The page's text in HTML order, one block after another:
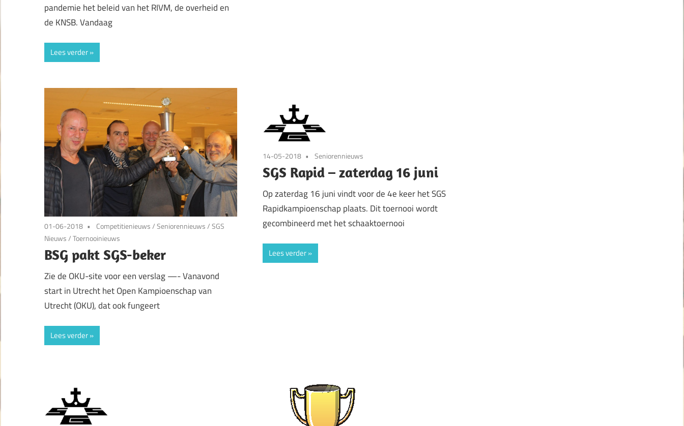
pandemie het beleid van het RIVM, de overheid en
de KNSB. Vandaag
Lees verder
01-06-2018 Competitienieuws/Seniorennieuws/SGS
Nieuws/Toernooinieuws
BSG pakt SGS-beker
Zie de OKU-site voor een verslag —- Vanavond
start in Utrecht het Open Kampioenschap van
Utrecht (OKU), dat ook fungeert
Lees verder
14-05-2018 Seniorennieuws
SGS Rapid – zaterdag 16 juni
Op zaterdag 16 juni vindt voor de 4e keer het SGS
Rapidkampioenschap plaats. Dit toernooi wordt
gecombineerd met het schaaktoernooi
Lees verder